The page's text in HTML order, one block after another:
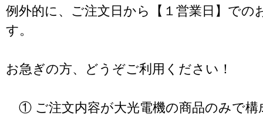
例外的に、ご注文日から【１営業日】での
す。
お急ぎの方、どうぞご利用ください！
① ご注文内容が大光電機の商品のみで構